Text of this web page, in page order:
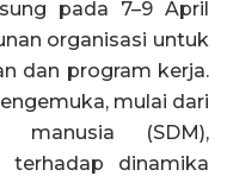
pada 7–9 April
organisasi untuk
dan program kerja.
mulai dari
manusia (SDM),
terhadap dinamika